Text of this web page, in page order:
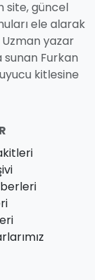
site, güncel
ele alarak
yazar
Furkan
kitlesine